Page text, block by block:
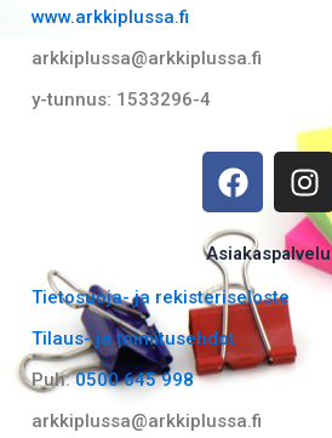
www.arkkiplussa.fi
arkkiplussa@arkkiplussa.fi
y-tunnus: 1533296-4
F
a
c
e
b
o
o
k
I
n
s
t
a
Asiakaspalvelu
Tietosuoja- ja rekisteriseloste
Tilaus- ja toimitusehdot
Puh:0500 645 998
arkkiplussa@arkkiplussa.fi